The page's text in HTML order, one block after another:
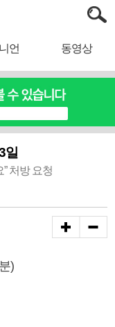
언 동영상
일
처방 요청
)